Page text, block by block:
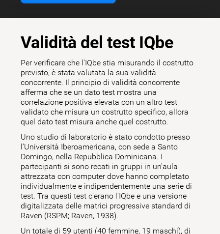
Validità del test IQbe
Per verificare che l'IQbe stia misurando il costrutto
previsto, è stata valutata la sua validità
concorrente. Il principio di validità concorrente
afferma che se un dato test mostra una
correlazione positiva elevata con un altro test
validato che misura un costrutto specifico, allora
quel dato test misura anche quel costrutto.
Uno studio di laboratorio è stato condotto presso
l'Università Iberoamericana, con sede a Santo
Domingo, nella Repubblica Dominicana. I
partecipanti si sono recati in gruppi in un'aula
attrezzata con computer dove hanno completato
individualmente e indipendentemente una serie di
test. Tra questi test c'erano l'IQbe e una versione
digitalizzata delle matrici progressive standard di
Raven (RSPM; Raven, 1938).
Un totale di 59 utenti (40 femmine, 19 maschi), di